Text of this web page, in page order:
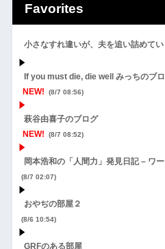
Favorites
小さなすれ違いが、夫を追い詰めてい
If you must die, die well みっちのブ
NEW!
(8/7 08:56)
萩谷由喜子のブログ
NEW!
(8/7 08:52)
岡本浩和の「人間力」発見日記 – ワ
(8/7 02:07)
おやぢの部屋２
(8/6 10:54)
GRFのある部屋